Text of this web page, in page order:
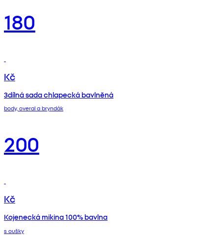
180
Kč
3dílná sada chlapecká bavlněná
body, overal a bryndák
200
Kč
Kojenecká mikina 100% bavlna
s oušky